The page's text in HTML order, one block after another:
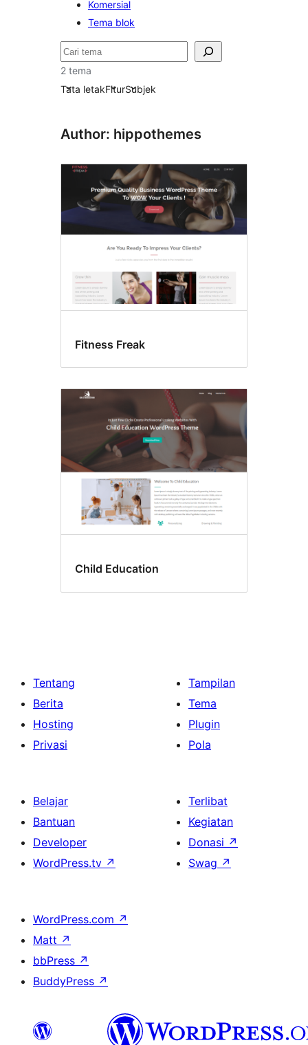
Komersial
Tema blok
Cari
2 tema
Tata letakFiturSubjek
Author: hippothemes
Fitness Freak
Child Education
Tentang
Berita
Hosting
Privasi
Tampilan
Tema
Plugin
Pola
Belajar
Bantuan
Developer
WordPress.tv ↗
Terlibat
Kegiatan
Donasi ↗
Swag ↗
WordPress.com ↗
Matt ↗
bbPress ↗
BuddyPress ↗